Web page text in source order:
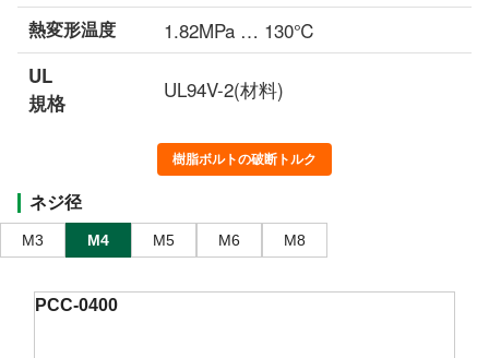
熱変形温度 1.82MPa … 130℃
UL
規格
UL94V-2(材料)
樹脂ボルトの破断トルク
ネジ径
M3 M4 M5 M6 M8
PCC-0400